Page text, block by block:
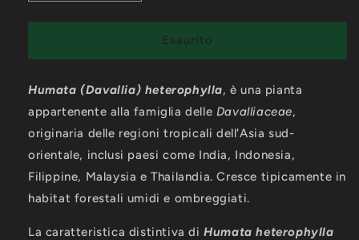
quantità
per
(Davallia)
quantità
per
Humata
(Davallia)
Esaurito
Humata (Davallia) heterophylla,è una pianta
appartenente alla famiglia delle Davalliaceae,
originaria delle regioni tropicali dell'Asia sud-
orientale, inclusi paesi come India, Indonesia,
Filippine, Malaysia e Thailandia. Cresce tipicamente in
habitat forestali umidi e ombreggiati.
La caratteristica distintiva diHumata heterophylla